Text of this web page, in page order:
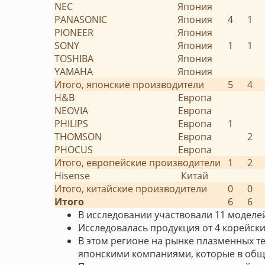
NEC
Япония
PANASONIC
Япония 4
1
PIONEER
Япония
SONY
Япония 1
1
TOSHIBA
Япония
YAMAHA
Япония
Итого, японские производители
5
4
H&B
Европа
NEOVIA
Европа
PHILIPS
Европа
1
THOMSON
Европа
2
PHOCUS
Европа
Итого, европейские производители
1
2
Hisense
Китай
Итого, китайские производители
0
0
Итого
6
6
В исследовании участвовали 11
Исследовалась продукция от 4
В этом регионе на рынке плазменных
японскими компаниями, которые в